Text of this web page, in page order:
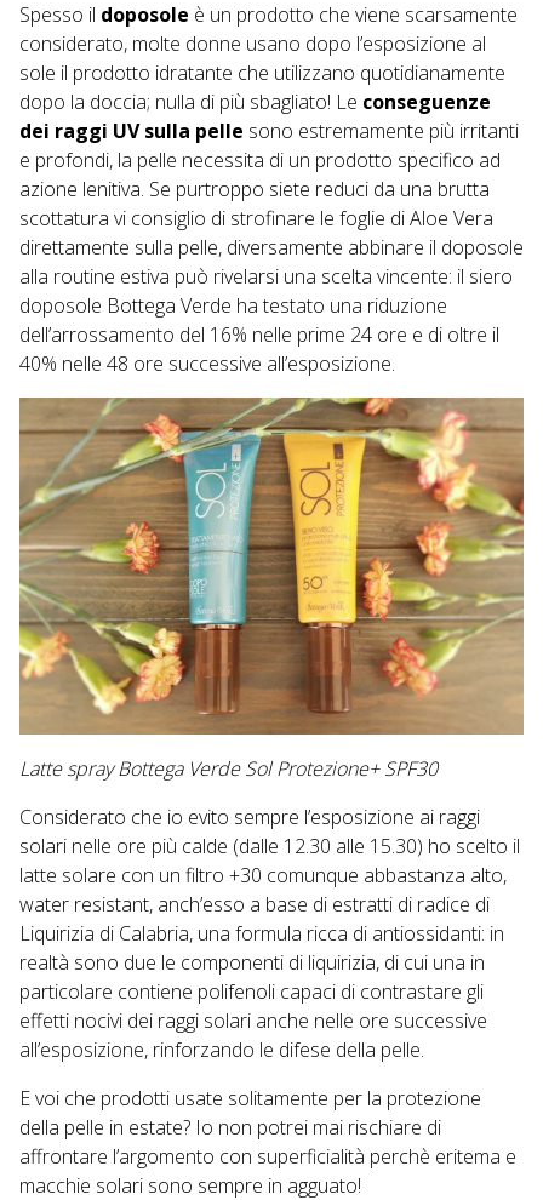
Spesso il doposole è un prodotto che viene scarsamente
considerato, molte donne usano dopo l’esposizione al
sole il prodotto idratante che utilizzano quotidianamente
dopo la doccia; nulla di più sbagliato! Le conseguenze
dei raggi UV sulla pelle sono estremamente più irritanti
e profondi, la pelle necessita di un prodotto specifico ad
azione lenitiva. Se purtroppo siete reduci da una brutta
scottatura vi consiglio di strofinare le foglie di Aloe Vera
direttamente sulla pelle, diversamente abbinare il doposole
alla routine estiva può rivelarsi una scelta vincente: il siero
doposole Bottega Verde ha testato una riduzione
dell’arrossamento del 16% nelle prime 24 ore e di oltre il
40% nelle 48 ore successive all’esposizione.
Latte spray Bottega Verde Sol Protezione+ SPF30
Considerato che io evito sempre l’esposizione ai raggi
solari nelle ore più calde (dalle 12.30 alle 15.30) ho scelto il
latte solare con un filtro +30 comunque abbastanza alto,
water resistant, anch’esso a base di estratti di radice di
Liquirizia di Calabria, una formula ricca di antiossidanti: in
realtà sono due le componenti di liquirizia, di cui una in
particolare contiene polifenoli capaci di contrastare gli
effetti nocivi dei raggi solari anche nelle ore successive
all’esposizione, rinforzando le difese della pelle.
E voi che prodotti usate solitamente per la protezione
della pelle in estate? Io non potrei mai rischiare di
affrontare l’argomento con superficialità perchè eritema e
macchie solari sono sempre in agguato!